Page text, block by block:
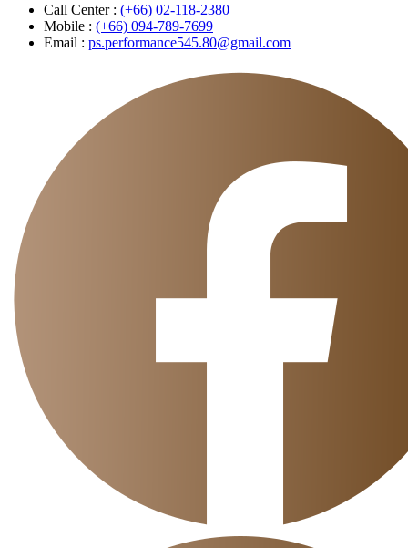
Call Center : (+66) 02-118-2380
Mobile : (+66) 094-789-7699
Email : ps.performance545.80@gmail.com